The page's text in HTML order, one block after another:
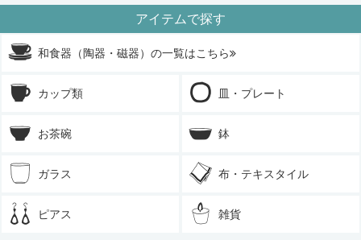
アイテムで探す
和食器（陶器・磁器）の一覧はこちら
カップ類 皿・プレート
お茶碗 鉢
ガラス 布・テキスタイル
ピアス 雑貨